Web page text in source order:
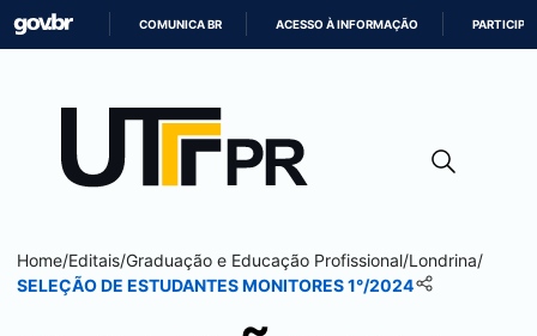
CONTEÚDO
COMUNICA BR ACESSO À INFORMAÇÃO PARTICIPE
Home/Editais/Graduação e Educação Profissional/Londrina/
SELEÇÃO DE ESTUDANTES MONITORES 1°/2024